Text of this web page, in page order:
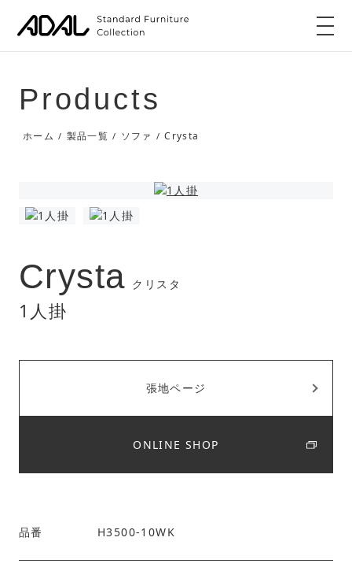
Products
ホーム / 製品一覧 / ソファ / Crysta
Crysta クリスタ
1人掛
張地ページ
ONLINE SHOP
品番 H3500-10WK